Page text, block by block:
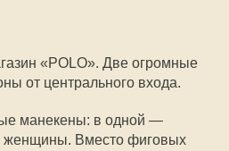
«POLO». Две огромные
от центрального входа.
манекены: в одной —
женщины. Вместо фиговых